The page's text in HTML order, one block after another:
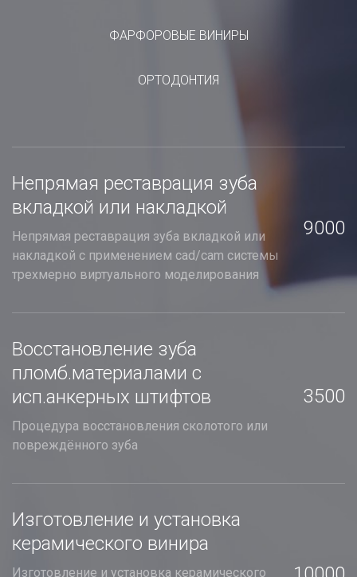
ФАРФОРОВЫЕ ВИНИРЫ
ОРТОДОНТИЯ
Непрямая реставрация зуба
вкладкой или накладкой
Непрямая реставрация зуба вкладкой или
накладкой с применением cad/cam системы
трехмерно виртуального моделирования
9000
Восстановление зуба
пломб.материалами с
исп.анкерных штифтов
Процедура восстановления сколотого или
повреждённого зуба
3500
Изготовление и установка
керамического винира
Изготовление и установка керамического